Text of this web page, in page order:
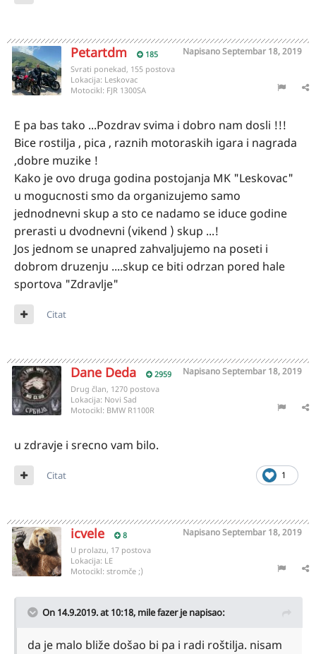
Petartdm 185 NapisanoSeptembar 18, 2019
Svrati ponekad, 155 postova
Lokacija: Leskovac
Motocikl: FJR 1300SA
E pa bas tako ...Pozdrav svima i dobro nam dosli !!!
Bice rostilja , pica , raznih motoraskih igara i nagrada
,dobre muzike !
Kako je ovo druga godina postojanja MK "Leskovac"
u mogucnosti smo da organizujemo samo
jednodnevni skup a sto ce nadamo se iduce godine
prerasti u dvodnevni (vikend ) skup ...!
Jos jednom se unapred zahvaljujemo na poseti i
dobrom druzenju ....skup ce biti odrzan pored hale
sportova "Zdravlje"
Citat
Dane Deda 2959 NapisanoSeptembar 18, 2019
Drug član, 1270 postova
Lokacija: Novi Sad
Motocikl: BMW R1100R
u zdravje i srecno vam bilo.
1
Citat
icvele 8 NapisanoSeptembar 18, 2019
U prolazu, 17 postova
Lokacija: LE
Motocikl: stromče ;)
On 14.9.2019. at 10:18, mile fazerje napisao:
da je malo bliže došao bi pa i radi roštilja. nisam